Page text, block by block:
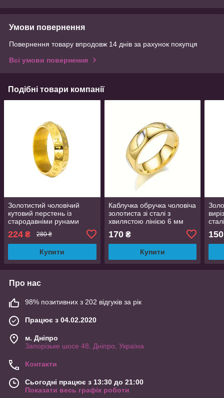
Умови повернення
Повернення товару впродовж 14 днів за рахунок покупця
Всі умови повернення
Подібні товари компанії
Золотистий чоловічий
кутовий перстень із
стародавніми рунами
розмір 20 LuxAurum255
224 ₴ 280 ₴
Купити
Каблучка обручка чоловіча
золотиста зі сталі з
хвилястою лінією 6 мм
170₴
Купити
150
Про нас
98% позитивних з 202 відгуків за рік
Працює з 04.02.2020
м. Дніпро
Запорізьке шосе 48, Дніпро, Україна
Контакти
Сьогодні працює з 13:30 до 21:00
Показати весь графік роботи